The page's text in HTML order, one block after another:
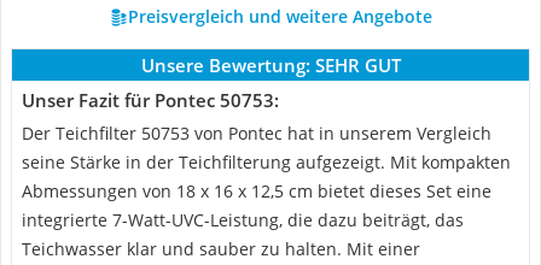
Preisvergleich und weitere Angebote
Unsere Bewertung: SEHR GUT
Unser Fazit für Pontec 50753:
Der Teichfilter 50753 von Pontec hat in unserem Vergleich
seine Stärke in der Teichfilterung aufgezeigt. Mit kompakten
Abmessungen von 18 x 16 x 12,5 cm bietet dieses Set eine
integrierte 7-Watt-UVC-Leistung, die dazu beiträgt, das
Teichwasser klar und sauber zu halten. Mit einer